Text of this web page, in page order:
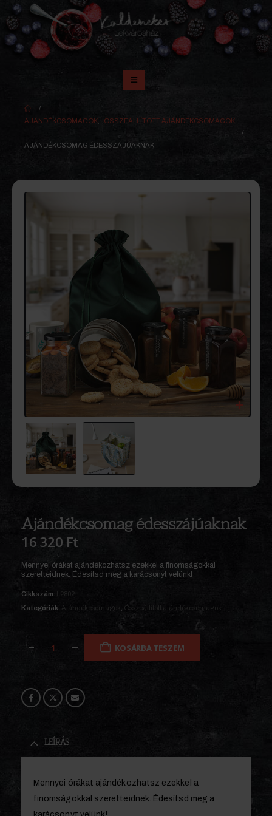
AJÁNDÉKCSOMAGOK ÖSSZEÁLLÍTOTT AJÁNDÉKCSOMAGOK
AJÁNDÉKCSOMAG ÉDESSZÁJÚAKNAK
Ajándékcsomag édesszájúaknak
16 320 Ft
Mennyei órákat ajándékozhatsz ezekkel a finomságokkal
szeretteidnek. Édesítsd meg a karácsonyt velünk!
Cikkszám:
L2802
Kategóriák: Ajándékcsomagok Összeállított ajándékcsomagok
KOSÁRBA TESZEM
LEÍRÁS
Mennyei órákat ajándékozhatsz ezekkel a
finomságokkal szeretteidnek. Édesítsd meg a